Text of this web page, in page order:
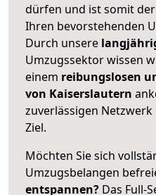
dürfen und ist somit
Ihren bevorstehenden
Durch unsere
Umzugssektor wissen
einem reibungslosen
von Kaiserslautern
zuverlässigen
Ziel.
Möchten Sie sich
Umzugsbelangen
entspannen? Das Full-